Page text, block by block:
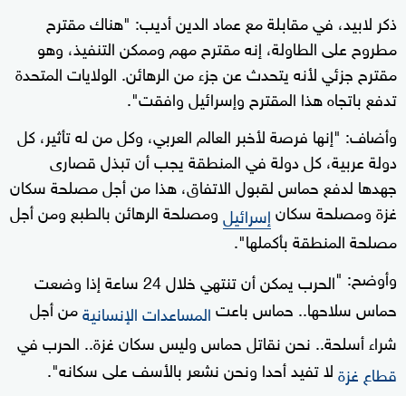
ذكر لابيد، في مقابلة مع عماد الدين أديب: "هناك مقترح
مطروح على الطاولة، إنه مقترح مهم وممكن التنفيذ، وهو
مقترح جزئي لأنه يتحدث عن جزء من الرهائن. الولايات المتحدة
تدفع باتجاه هذا المقترح وإسرائيل وافقت".
وأضاف: "إنها فرصة لأخبر العالم العربي، وكل من له تأثير، كل
دولة عربية، كل دولة في المنطقة يجب أن تبذل قصارى
جهدها لدفع حماس لقبول الاتفاق، هذا من أجل مصلحة سكان
غزة ومصلحة سكانإسرائيلومصلحة الرهائن بالطبع ومن أجل
مصلحة المنطقة بأكملها".
وأوضح: "
الحرب يمكن أن تنتهي خلال 24 ساعة إذا وضعت
حماس سلاحها.. حماس باعتالمساعدات الإنسانيةمن أجل
شراء أسلحة.. نحن نقاتل حماس وليس سكان غزة.. الحرب في
قطاع غزةلا تفيد أحدا ونحن نشعر بالأسف على سكانه".